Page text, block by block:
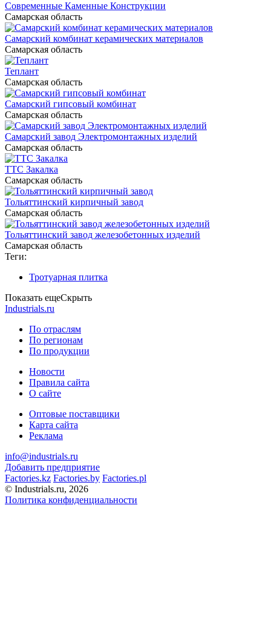
Современные Каменные Конструкции
Самарская область
Самарский комбинат керамических материалов
Самарская область
Теплант
Самарская область
Самарский гипсовый комбинат
Самарская область
Самарский завод Электромонтажных изделий
Самарская область
ТТС Закалка
Самарская область
Тольяттинский кирпичный завод
Самарская область
Тольяттинский завод железобетонных изделий
Самарская область
Теги:
Тротуарная плитка
Показать ещеСкрыть
Industrials.ru
По отраслям
По регионам
По продукции
Новости
Правила сайта
О сайте
Оптовые поставщики
Карта сайта
Реклама
info@industrials.ru
Добавить предприятие
Factories.kz Factories.by Factories.pl
© Industrials.ru, 2026
Политика конфиденциальности